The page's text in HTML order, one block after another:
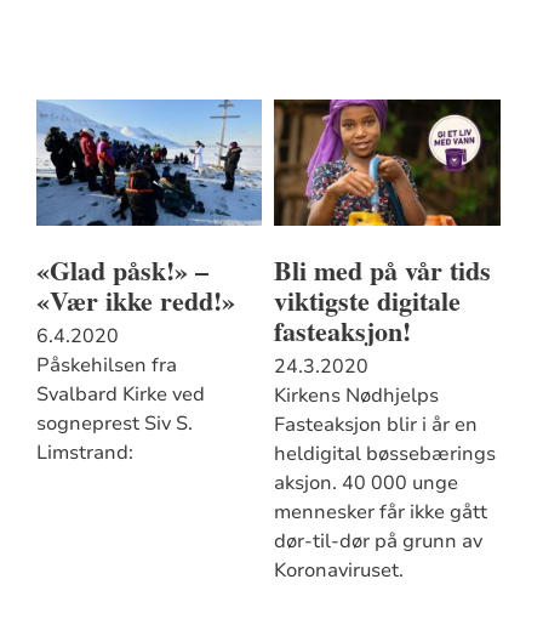
«Glad påsk!» –
«Vær ikke redd!»
6.4.2020
Påskehilsen fra
Svalbard Kirke ved
sogneprest Siv S.
Limstrand:
Bli med på vår tids
viktigste digitale
fasteaksjon!
24.3.2020
Kirkens Nødhjelps
Fasteaksjon blir i år en
heldigital bøssebærings
aksjon. 40 000 unge
mennesker får ikke gått
dør-til-dør på grunn av
Koronaviruset.